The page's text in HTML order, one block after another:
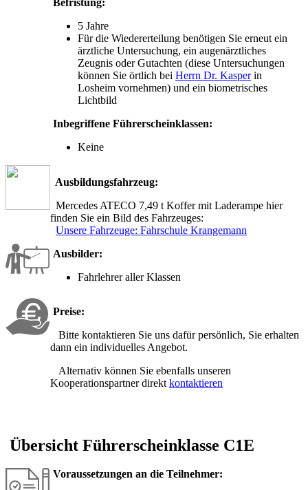
5 Jahre
Für die Wiedererteilung benötigen Sie erneut ein
ärztliche Untersuchung, ein augenärztliches
Zeugnis oder Gutachten (diese Untersuchungen
können Sie örtlich bei Herrn Dr. Kasperin
Losheim vornehmen) und ein biometrisches
Lichtbild
Inbegriffene Führerscheinklassen:
Keine
Ausbildungsfahrzeug:
Mercedes ATECO 7,49 t Koffer mit Laderampe hier
finden Sie ein Bild des Fahrzeuges:
Unsere Fahrzeuge: Fahrschule Krangemann
Ausbilder:
Fahrlehrer aller Klassen
Preise:
Bitte kontaktieren Sie uns dafür persönlich, Sie erhalten
dann ein individuelles Angebot.
Alternativ können Sie ebenfalls unseren
Kooperationspartner direkt kontaktieren
Übersicht Führerscheinklasse C1E
Voraussetzungen an die Teilnehmer: